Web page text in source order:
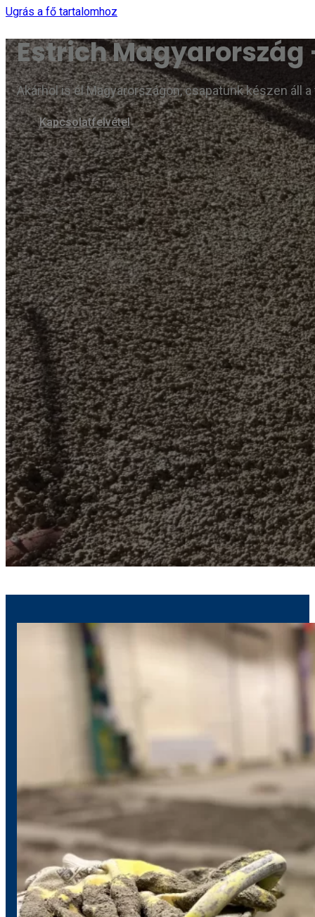
Ugrás a fő tartalomhoz
Estrich
Akárhol is él Magyarországon, csapatunk készen áll
Kapcsolatfelvétel